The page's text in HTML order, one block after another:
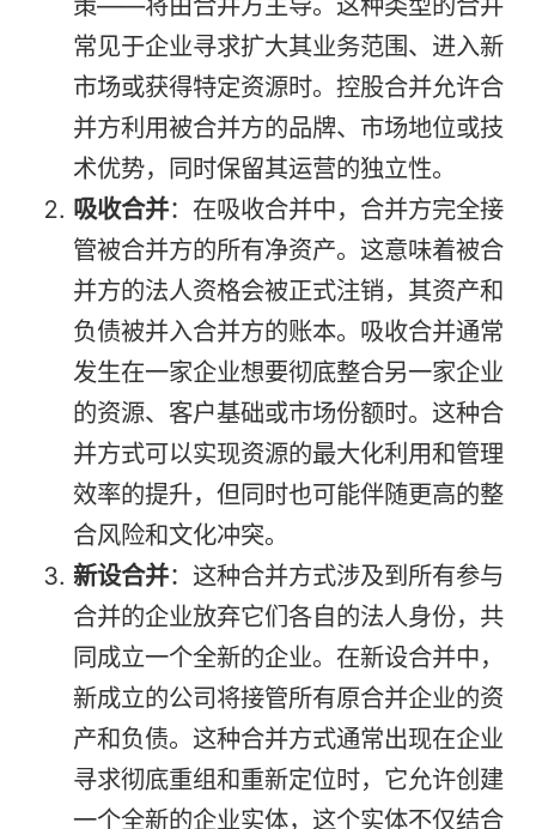
常见于企业寻求扩大其业务范围、进入新
市场或获得特定资源时。控股合并允许合
并方利用被合并方的品牌、市场地位或技
术优势，同时保留其运营的独立性。
吸收合并：在吸收合并中，合并方完全接
管被合并方的所有净资产。这意味着被合
并方的法人资格会被正式注销，其资产和
负债被并入合并方的账本。吸收合并通常
发生在一家企业想要彻底整合另一家企业
的资源、客户基础或市场份额时。这种合
并方式可以实现资源的最大化利用和管理
效率的提升，但同时也可能伴随更高的整
合风险和文化冲突。
新设合并：这种合并方式涉及到所有参与
合并的企业放弃它们各自的法人身份，共
同成立一个全新的企业。在新设合并中，
新成立的公司将接管所有原合并企业的资
产和负债。这种合并方式通常出现在企业
寻求彻底重组和重新定位时，它允许创建
一个全新的企业实体，这个实体不仅结合